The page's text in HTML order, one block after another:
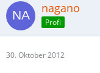
nagano
Profi
30. Oktober 2012